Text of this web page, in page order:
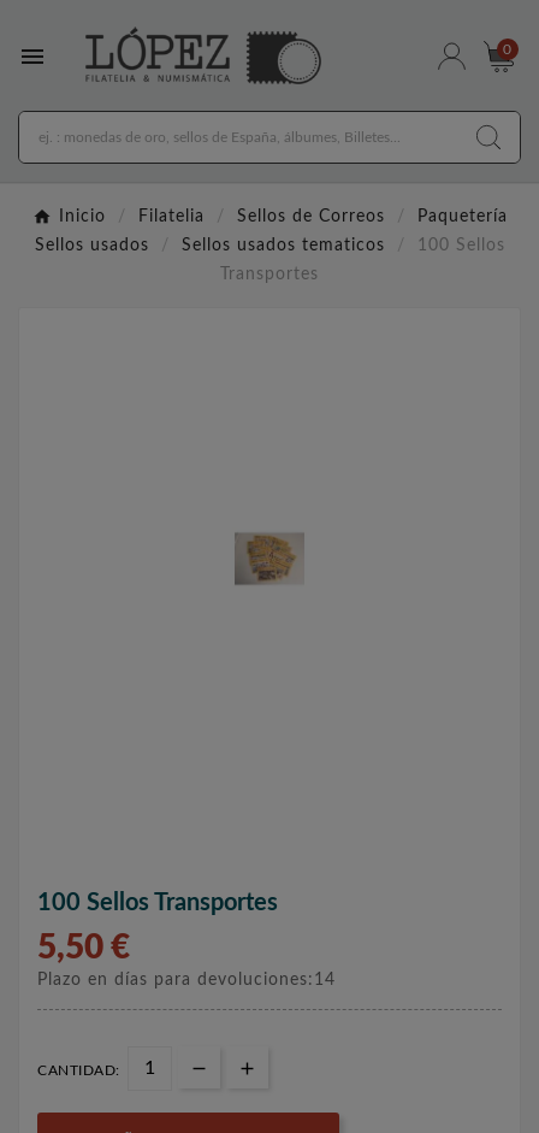
 0
Inicio Filatelia Sellos de Correos
Paquetería
Sellos usados
Sellos usados tematicos
100 Sellos
Transportes
100 Sellos Transportes
5,50 €
Plazo en días para devoluciones:14
CANTIDAD: